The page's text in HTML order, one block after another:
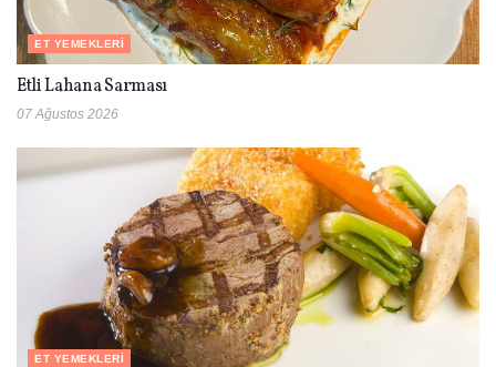
ET YEMEKLERI
Etli Lahana Sarması
07 Ağustos 2026
ET YEMEKLERI